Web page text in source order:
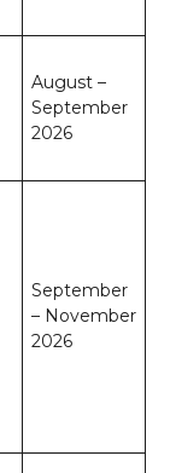
August –
September
2026
September
– November
2026